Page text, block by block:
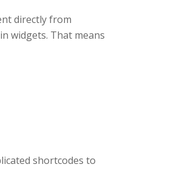
directly from
widgets. That means
shortcodes to